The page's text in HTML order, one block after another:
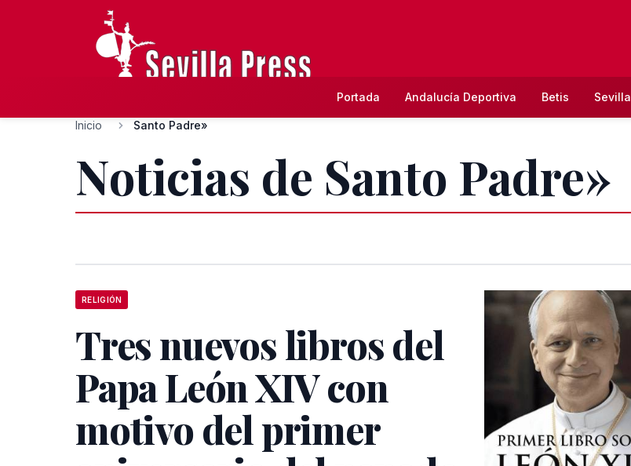
Portada Andalucía Deportiva Betis Sevilla
Inicio Santo Padre»
Noticias de Santo Padre»
RELIGIÓN
Tres nuevos libros del
Papa León XIV con
motivo del primer